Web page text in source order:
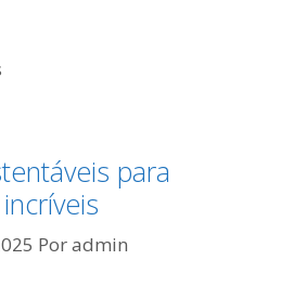
para
Poradmin